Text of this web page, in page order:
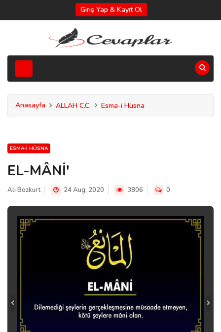
Giriş Yap & Kayıt Ol
Anasayfa ALLAH C.C. Esma-i Hüsna
ESMA-I HÜSNA
EL-MÂNİ'
Ali Bozkurt 24 Aug, 2020 3806 0